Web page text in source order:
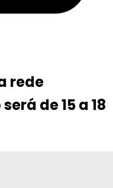
rede
de 15 a 18